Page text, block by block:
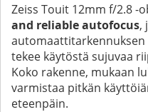
Zeiss Touit 12mm f/2.8 -
and reliable autofocus,
automaattitarkennuksen
tekee käytöstä sujuvaa
Koko rakenne, mukaan
varmistaa pitkän
eteenpäin.